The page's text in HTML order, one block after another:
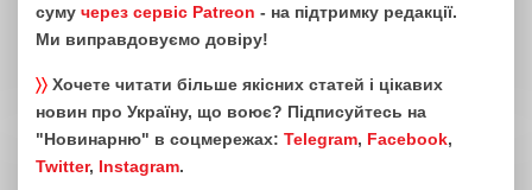
суму через сервіс Patreon - на підтримку редакції.
Ми виправдовуємо довіру!
〉〉 Хочете читати більше якісних статей і цікавих
новин про Україну, що воює? Підписуйтесь на
"Новинарню" в соцмережах: Telegram, Facebook,
Twitter, Instagram.